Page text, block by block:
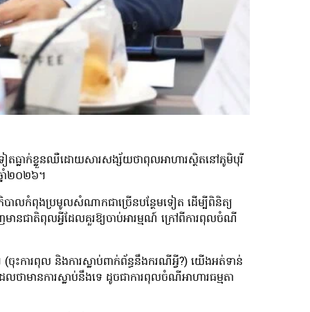
តធ្លាក់ខ្លួនឈឺដោយសារសង្ស័យថាពុលអាហារស្ថិតនៅភូមិបុរី
នាំ២០២៦។
លកំពុងប្រមូលសំណាកជាច្រើនបន្ថែមទៀត ដើម្បីពិនិត្យ
ានជាតិពុលអ្វីដែលគួរឱ្យចាប់អារម្មណ៍ ក្រៅពីការពុលចំណី
ារពុល និងការស្លាប់ពាក់ព័ន្ធនឹងករណីអ្វី?) យើងអត់ទាន់
ានការស្លាប់នឹងទេ ដូចជាការពុលចំណីអាហារធម្មតា